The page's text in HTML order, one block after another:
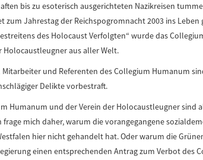
bis zu esoterisch ausgerichteten Nazikreisen
zum Jahrestag der Reichspogromnacht 2003 ins
des Holocaust Verfolgten“ wurde das
Holocaustleugner aus aller Welt.
Mitarbeiter und Referenten des Collegium Humanum
Delikte vorbestraft.
Humanum und der Verein der Holocaustleugner sind
frage mich daher, warum die vorangegangene
hier nicht gehandelt hat. Oder warum die
einen entsprechenden Antrag zum Verbot des